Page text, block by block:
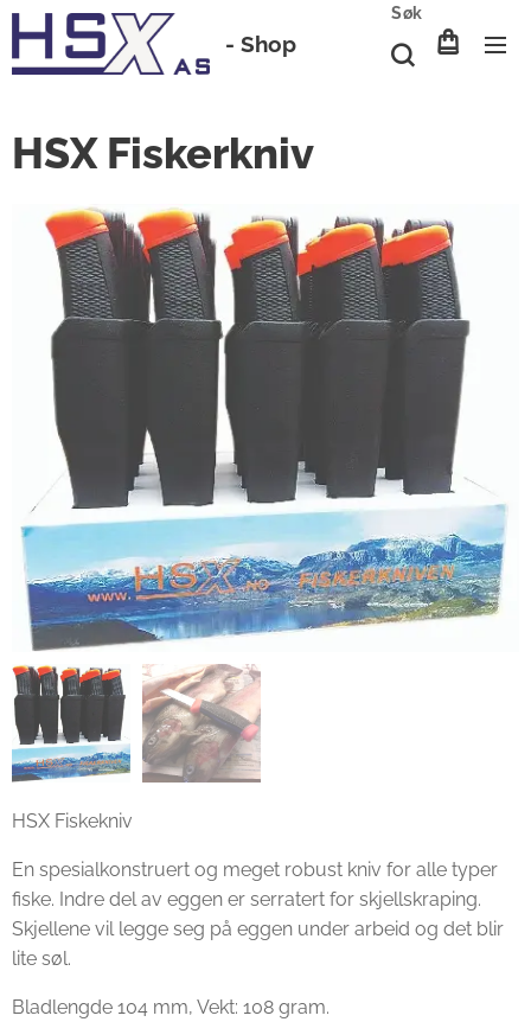
- Shop
Søk
HSX Fiskerkniv
HSX Fiskekniv
En spesialkonstruert og meget robust kniv for alle typer
fiske. Indre del av eggen er serratert for skjellskraping.
Skjellene vil legge seg på eggen under arbeid og det blir
lite søl.
Bladlengde 104 mm, Vekt: 108 gram.